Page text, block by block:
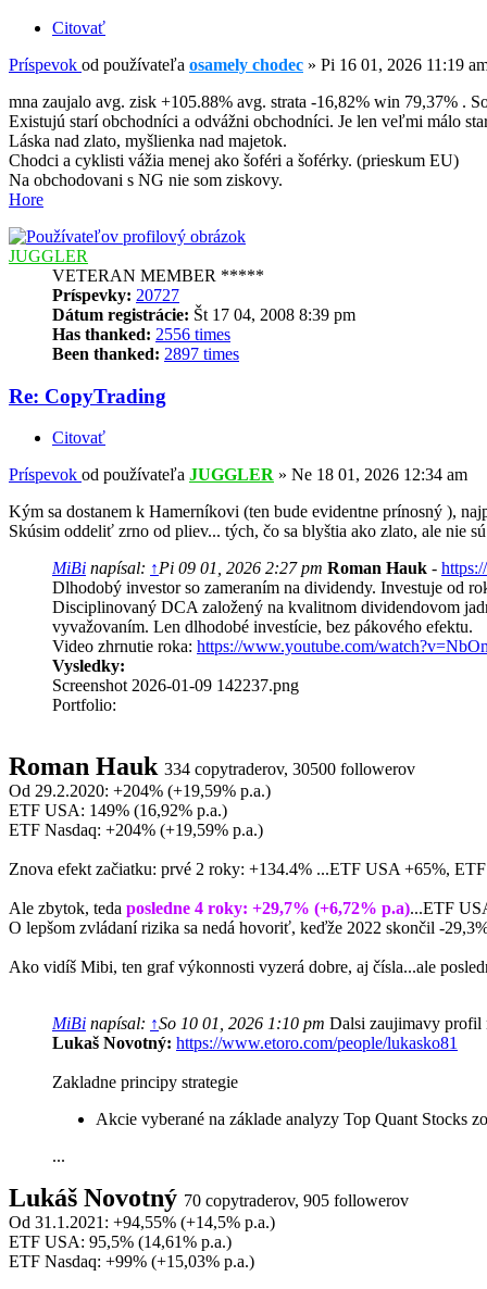
Citovať
Príspevok od používateľa osamely chodec » Pi 16 01, 2026 11:19
mna zaujalo avg. zisk +105.88% avg. strata -16,82% win 79,37% .
Existujú starí obchodníci a odvážni obchodníci. Je len veľmi málo
Láska nad zlato, myšlienka nad majetok.
Chodci a cyklisti vážia menej ako šoféri a šoférky. (prieskum EU)
Na obchodovani s NG nie som ziskovy.
Hore
JUGGLER
VETERAN MEMBER *****
Príspevky: 20727
Dátum registrácie: Št 17 04, 2008 8:39 pm
Has thanked: 2556 times
Been thanked: 2897 times
Re: CopyTrading
Citovať
Príspevok od používateľa JUGGLER » Ne 18 01, 2026 12:34 am
Kým sa dostanem k Hamerníkovi (ten bude evidentne prínosný ),
Skúsim oddeliť zrno od pliev... tých, čo sa blyštia ako zlato, ale nie
MiBi napísal: ↑Pi 09 01, 2026 2:27 pm Roman Hauk -
Dlhodobý investor so zameraním na dividendy. Investuje od
Disciplinovaný DCA založený na kvalitnom dividendovom
vyvažovaním. Len dlhodobé investície, bez pákového efektu.
Video zhrnutie roka: https://www.youtube.com/
Vysledky:
Screenshot 2026-01-09 142237.png
Portfolio:
Roman Hauk 334 copytraderov, 30500 followerov
Od 29.2.2020: +204% (+19,59% p.a.)
ETF USA: 149% (16,92% p.a.)
ETF Nasdaq: +204% (+19,59% p.a.)
Znova efekt začiatku: prvé 2 roky: +134.4% ...ETF USA +65%,
Ale zbytok, teda posledne 4 roky: +29,7% (+6,72% p.a)...ETF
O lepšom zvládaní rizika sa nedá hovoriť, keďže 2022 skončil -
Ako vidíš Mibi, ten graf výkonnosti vyzerá dobre, aj čísla...ale
MiBi napísal: ↑So 10 01, 2026 1:10 pm Dalsi zaujimavy profil
Lukaš Novotný: https://www.etoro.com/people/lukasko81
Zakladne principy strategie
Akcie vyberané na základe analyzy Top Quant Stocks
...
Lukáš Novotný 70 copytraderov, 905 followerov
Od 31.1.2021: +94,55% (+14,5% p.a.)
ETF USA: 95,5% (14,61% p.a.)
ETF Nasdaq: +99% (+15,03% p.a.)